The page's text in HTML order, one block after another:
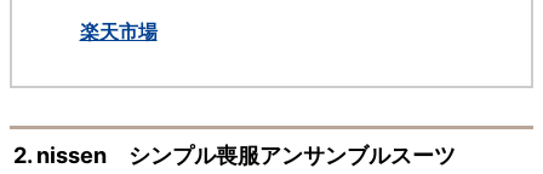
楽天市場
2. nissen シンプル喪服アンサンブルスーツ